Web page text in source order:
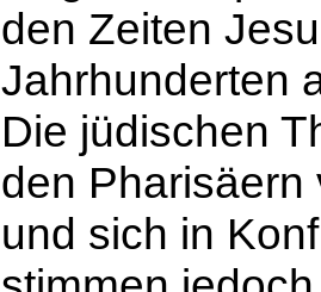
den Zeiten
Jahrhunderten
Die jüdischen
den Pharisäern
und sich in